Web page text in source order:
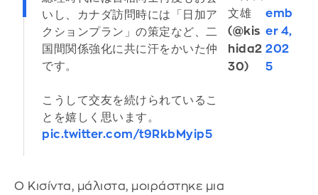
いし、カナダ訪問時には「日加ア
クションプラン」の策定など、二
国間関係強化に共に汗をかいた仲
です。
こうして交友を続けられているこ
とを嬉しく思います。
pic.twitter.com/t9RkbMyip5
文雄
(@kis
hida2
30)
emb
er 4,
202
5
Ο Κισίντα, μάλιστα, μοιράστηκε μια